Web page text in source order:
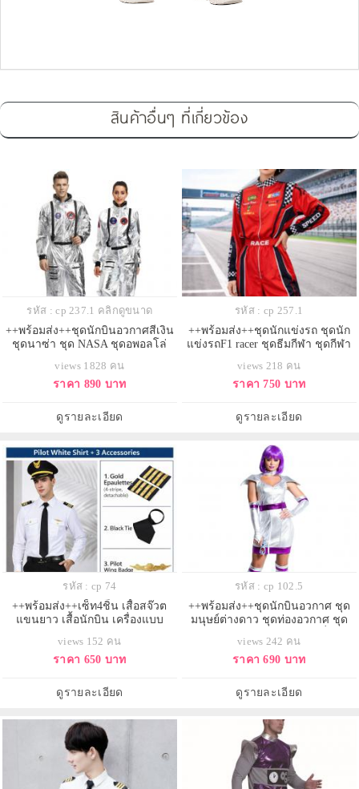
สินค้าอื่นๆ ที่เกี่ยวข้อง
รหัส : cp 237.1 คลิกดูขนาด
++พร้อมส่ง++ชุดนักบินอวกาศสีเงิน
ชุดนาซ่า ชุด NASA ชุดอพอลโล่
views 1828 คน
ราคา 890 บาท
ดูรายละเอียด
รหัส : cp 257.1
++พร้อมส่ง++ชุดนักแข่งรถ ชุดนัก
แข่งรถF1 racer ชุดธีมกีฬา ชุดกีฬา
views 218 คน
ราคา 750 บาท
ดูรายละเอียด
รหัส : cp 74
++พร้อมส่ง++เซ็ท4ชิิ้น เสื้อสจ๊วต
แขนยาว เสื้อนักบิน เครื่องแบบ
views 152 คน
ราคา 650 บาท
ดูรายละเอียด
รหัส : cp 102.5
++พร้อมส่ง++ชุดนักบินอวกาศ ชุด
มนุษย์ต่างดาว ชุดท่องอวกาศ ชุด
views 242 คน
ราคา 690 บาท
ดูรายละเอียด